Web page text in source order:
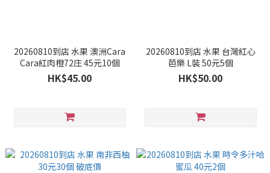
20260810到店 水果 澳洲Cara
Cara紅肉橙72庄 45元10個
HK$45.00
20260810到店 水果 台灣紅心
芭樂 L裝 50元5個
HK$50.00